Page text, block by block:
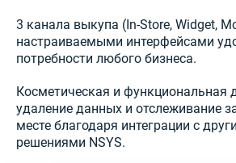
3 канала выкупа (In-Store, Widget,
настраиваемыми интерфейсами
потребности любого бизнеса.
Косметическая и функциональная
удаление данных и отслеживание
месте благодаря интеграции с
решениями NSYS.